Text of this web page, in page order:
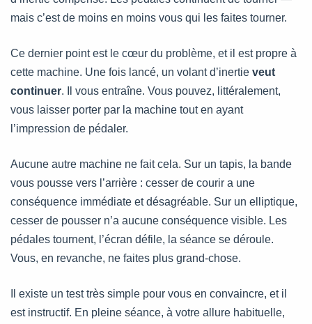
mais c’est de moins en moins vous qui les faites tourner.
Ce dernier point est le cœur du problème, et il est propre à
cette machine. Une fois lancé, un volant d’inertie veut
continuer. Il vous entraîne. Vous pouvez, littéralement,
vous laisser porter par la machine tout en ayant
l’impression de pédaler.
Aucune autre machine ne fait cela. Sur un tapis, la bande
vous pousse vers l’arrière : cesser de courir a une
conséquence immédiate et désagréable. Sur un elliptique,
cesser de pousser n’a aucune conséquence visible. Les
pédales tournent, l’écran défile, la séance se déroule.
Vous, en revanche, ne faites plus grand-chose.
Il existe un test très simple pour vous en convaincre, et il
est instructif. En pleine séance, à votre allure habituelle,